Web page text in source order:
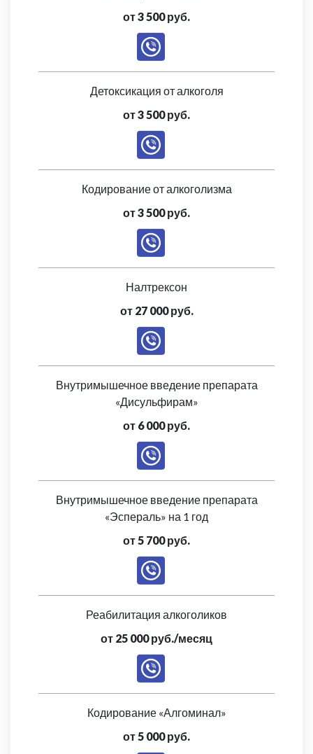
от 3 500 руб.
Детоксикация от алкоголя
от 3 500 руб.
Кодирование от алкоголизма
от 3 500 руб.
Налтрексон
от 27 000 руб.
Внутримышечное введение препарата
«Дисульфирам»
от 6 000 руб.
Внутримышечное введение препарата
«Эспераль» на 1 год
от 5 700 руб.
Реабилитация алкоголиков
от 25 000 руб./месяц
Кодирование «Алгоминал»
от 5 000 руб.